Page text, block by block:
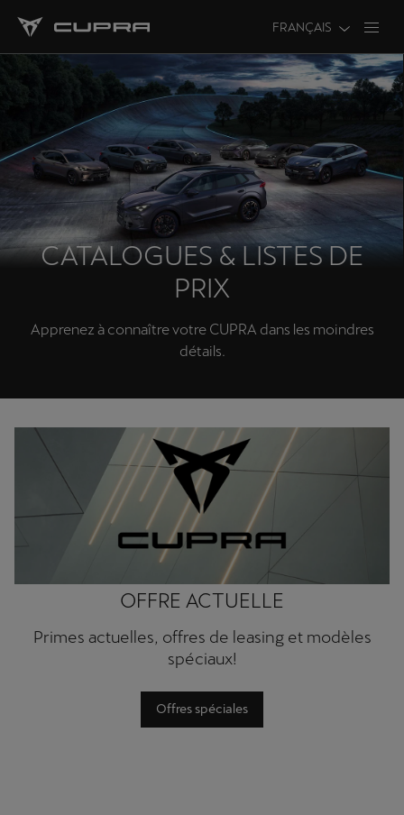
FRANÇAIS
CATALOGUES & LISTES DE
PRIX
Apprenez à connaître votre CUPRA dans les moindres
détails.
OFFRE ACTUELLE
Primes actuelles, offres de leasing et modèles
spéciaux!
Offres spéciales